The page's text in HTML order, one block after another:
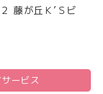
藤が丘Ｋ’Ｓビ
ービス